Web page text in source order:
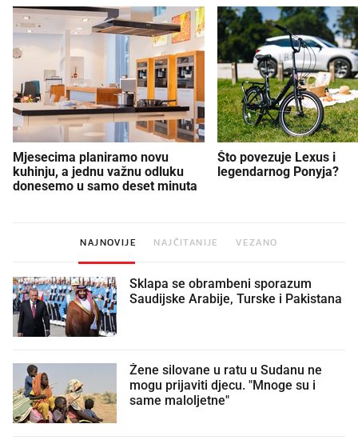
Mjesecima planiramo novu
kuhinju, a jednu važnu odluku
donesemo u samo deset minuta
Što povezuje Lexus i
legendarnog Ponyja?
NAJNOVIJE NAJČITANIJE VEZANO
Sklapa se obrambeni sporazum
Saudijske Arabije, Turske i Pakistana
Žene silovane u ratu u Sudanu ne
mogu prijaviti djecu. "Mnoge su i
same maloljetne"